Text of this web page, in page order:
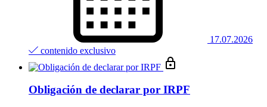
17.07.2026
contenido exclusivo
Obligación de declarar por IRPF